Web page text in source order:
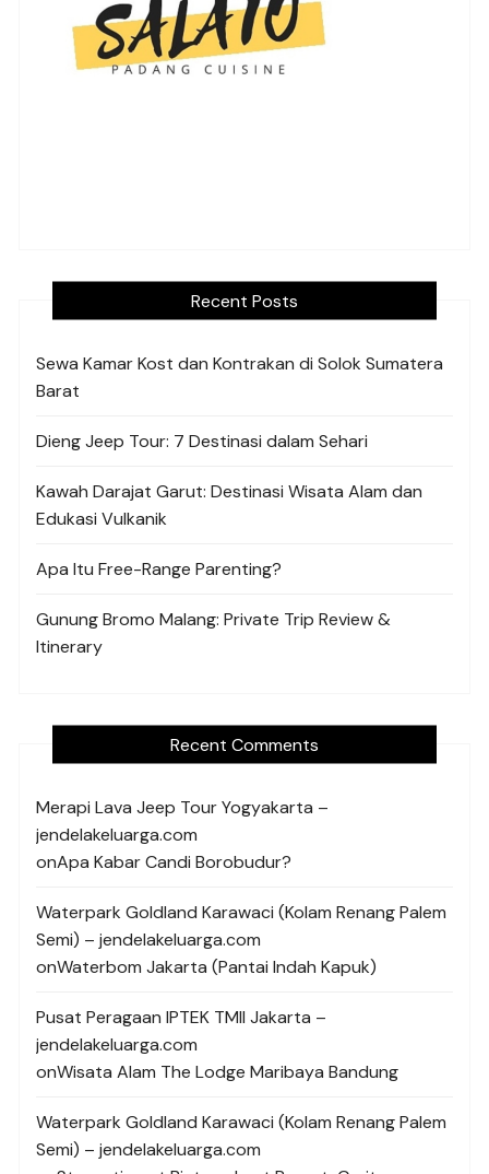
Recent Posts
Sewa Kamar Kost dan Kontrakan di Solok Sumatera
Barat
Dieng Jeep Tour: 7 Destinasi dalam Sehari
Kawah Darajat Garut: Destinasi Wisata Alam dan
Edukasi Vulkanik
Apa Itu Free-Range Parenting?
Gunung Bromo Malang: Private Trip Review &
Itinerary
Recent Comments
Merapi Lava Jeep Tour Yogyakarta –
jendelakeluarga.com
onApa Kabar Candi Borobudur?
Waterpark Goldland Karawaci (Kolam Renang Palem
Semi) – jendelakeluarga.com
onWaterbom Jakarta (Pantai Indah Kapuk)
Pusat Peragaan IPTEK TMII Jakarta –
jendelakeluarga.com
onWisata Alam The Lodge Maribaya Bandung
Waterpark Goldland Karawaci (Kolam Renang Palem
Semi) – jendelakeluarga.com